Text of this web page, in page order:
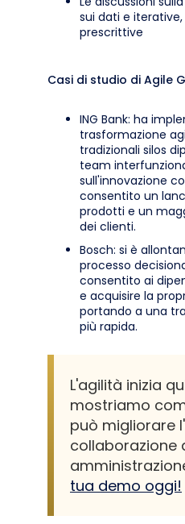
sui dati e
prescrittive
Casi di studio di Agile
ING Bank: ha
trasformazione
tradizionali silos
team
sull'innovazione
consentito un
prodotti e un
dei clienti.
Bosch: si è
processo
consentito ai
e acquisire la
portando a una
più rapida.
L'agilità inizia
mostriamo
può migliorare
collaborazione
tua demo oggi!